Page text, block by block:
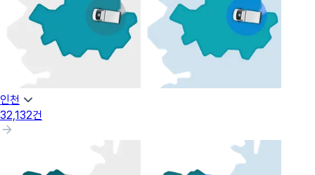
인천
32,132건